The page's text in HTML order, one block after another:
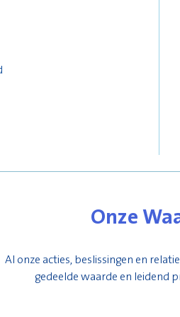
Onze
Al onze acties, beslissingen en
gedeelde waarde en leidend